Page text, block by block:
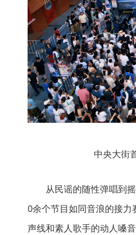
中央大街
从民谣的随性弹唱到
0余个节目如同音浪的接
声线和素人歌手的动人嗓